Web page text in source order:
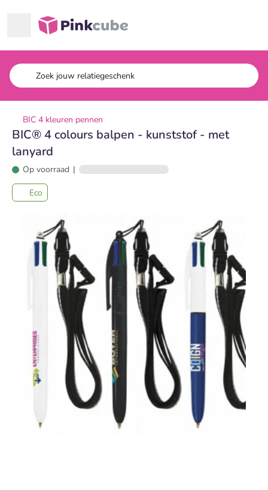
Pinkcube
BIC 4 kleuren pennen
BIC® 4 colours balpen - kunststof - met
lanyard
Op voorraad |
Eco